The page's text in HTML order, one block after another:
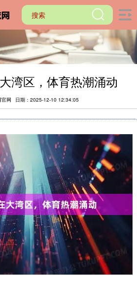
湾区，体育热潮涌动
网 日期：2025-12-10 12:34:05